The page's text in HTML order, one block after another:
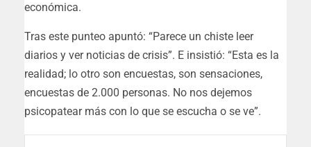
económica.
Tras este punteo apuntó: “Parece un chiste leer
diarios y ver noticias de crisis”. E insistió: “Esta es la
realidad; lo otro son encuestas, son sensaciones,
encuestas de 2.000 personas. No nos dejemos
psicopatear más con lo que se escucha o se ve”.